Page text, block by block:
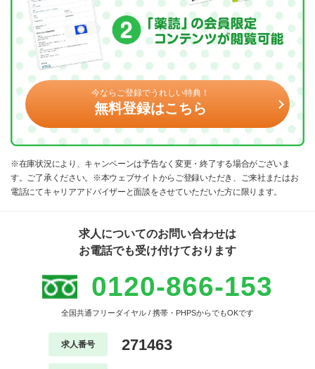
今ならご登録でうれしい特典！
無料登録はこちら
※在庫状況により、キャンペーンは予告なく変更・終了する場合がございま
す。ご了承ください。※本ウェブサイトからご登録いただき、ご来社またはお
電話にてキャリアアドバイザーと面談をさせていただいた方に限ります。
求人についてのお問い合わせは
お電話でも受け付けております
0120-866-153
全国共通フリーダイヤル / 携帯・PHPSからでもOKです
求人番号 271463